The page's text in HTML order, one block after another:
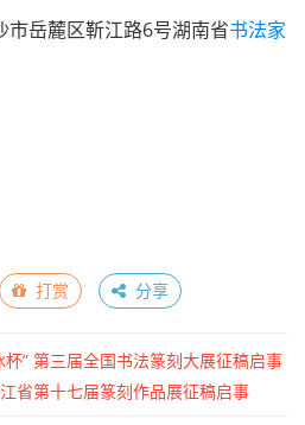
市岳麓区靳江路6号湖南省书法家
打赏 分享
杯” 第三届全国书法篆刻大展征稿启事
省第十七届篆刻作品展征稿启事